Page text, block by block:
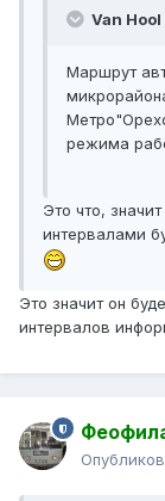
Van Hool
Маршрут
режима
Это что,
интервалами
Это значит он
интервалов